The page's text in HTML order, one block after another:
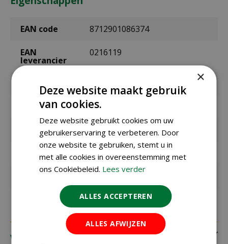
EAN code 8712901086374
EAN
leverancier
0216119
Merk Gebr. de Boon
Kleur groen
Geschikt voor vogels
Hoogte 37 cm
Verzending
×
Deze website maakt gebruik
van cookies.
Deze website gebruikt cookies om uw
gebruikerservaring te verbeteren. Door
onze website te gebruiken, stemt u in
met alle cookies in overeenstemming met
ons Cookiebeleid. Lees verder
ALLES ACCEPTEREN
ALLES AFWIJZEN